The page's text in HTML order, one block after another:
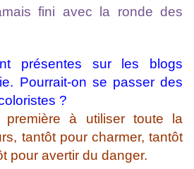
fini avec la ronde des
présentes sur les blogs
Pourrait-on se passer des
?
à utiliser toute la
tantôt pour charmer, tantôt
pour avertir du danger.